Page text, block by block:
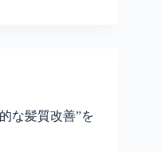
な髪質改善”を